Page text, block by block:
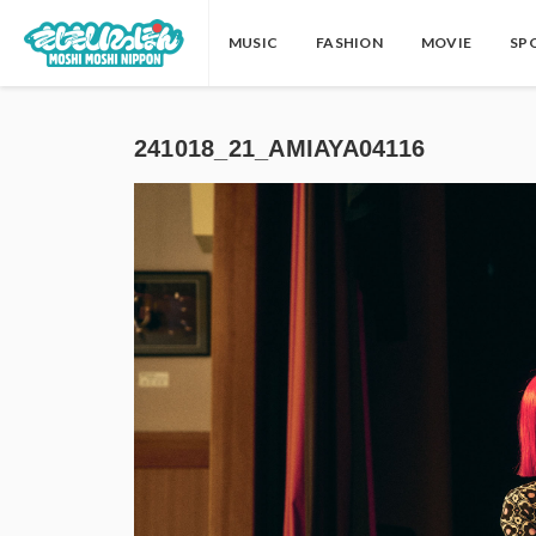
MUSIC FASHION MOVIE
241018_21_AMIAYA04116